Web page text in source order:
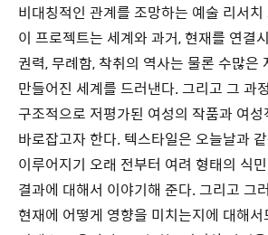
비대칭적인 관계를 조망하는 예술 리서
이 프로젝트는 세계와 과거, 현재를 연결
권력, 무례함, 착취의 역사는 물론 수많은
만들어진 세계를 드러낸다. 그리고 그 과
구조적으로 저평가된 여성의 작품과 여성
바로잡고자 한다. 텍스타일은 오늘날과
이루어지기 오래 전부터 여려 형태의 식
결과에 대해서 이야기해 준다. 그리고 그
현재에 어떻게 영향을 미치는지에 대해